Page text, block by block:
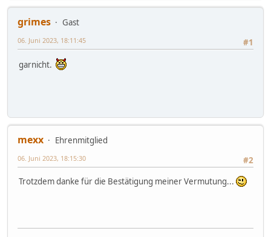
grimes
Gast
#1
06. Juni 2023, 18:11:45
garnicht.
mexx
Ehrenmitglied
#2
06. Juni 2023, 18:15:30
Trotzdem danke für die Bestätigung meiner Vermutung...